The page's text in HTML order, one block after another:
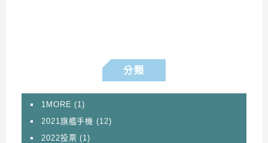
分類
1MORE (1)
2021旗艦手機 (12)
2022投票 (1)